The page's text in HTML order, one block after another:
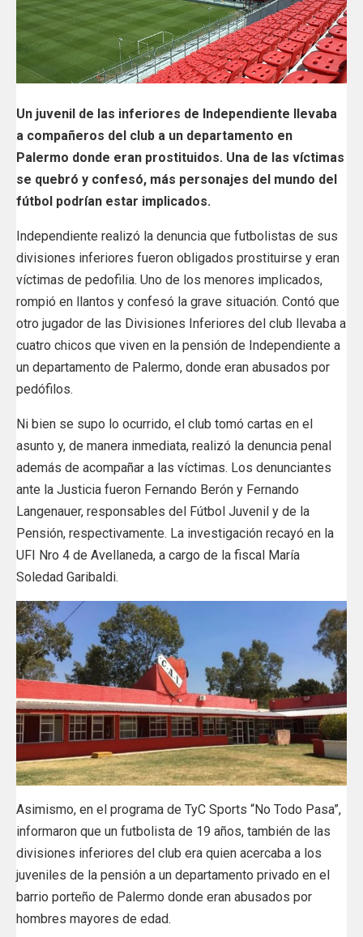
Un juvenil de las inferiores de Independiente llevaba
a compañeros del club a un departamento en
Palermo donde eran prostituidos. Una de las víctimas
se quebró y confesó, más personajes del mundo del
fútbol podrían estar implicados.
Independiente realizó la denuncia que futbolistas de sus
divisiones inferiores fueron obligados prostituirse y eran
víctimas de pedofilia. Uno de los menores implicados,
rompió en llantos y confesó la grave situación. Contó que
otro jugador de las Divisiones Inferiores del club llevaba a
cuatro chicos que viven en la pensión de Independiente a
un departamento de Palermo, donde eran abusados por
pedófilos.
Ni bien se supo lo ocurrido, el club tomó cartas en el
asunto y, de manera inmediata, realizó la denuncia penal
además de acompañar a las víctimas. Los denunciantes
ante la Justicia fueron Fernando Berón y Fernando
Langenauer, responsables del Fútbol Juvenil y de la
Pensión, respectivamente. La investigación recayó en la
UFI Nro 4 de Avellaneda, a cargo de la fiscal María
Soledad Garibaldi.
Asimismo, en el programa de TyC Sports “No Todo Pasa”,
informaron que un futbolista de 19 años, también de las
divisiones inferiores del club era quien acercaba a los
juveniles de la pensión a un departamento privado en el
barrio porteño de Palermo donde eran abusados por
hombres mayores de edad.